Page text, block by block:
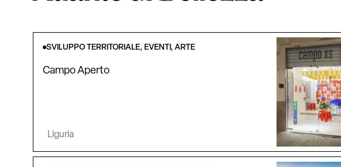
SVILUPPO TERRITORIALE, EVENTI, ARTE
Campo Aperto
Liguria